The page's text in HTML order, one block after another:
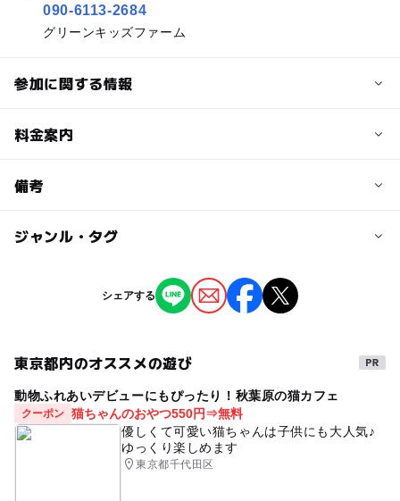
090-6113-2684
グリーンキッズファーム
参加に関する情報
予約/応募
ット申し込みを推奨
料金案内
料金について
備考
※掲載の情報は天候や主催者側の都合などにより変更にな
情報提供：イベントバンク
ジャンル・タグ
シェアする
東京都内のオススメの遊び
動物ふれあいデビューにもぴったり！秋葉原の猫カフェ
クーポン 猫ちゃんのおやつ550円⇒無料
優しくて可愛い猫ちゃんは子供にも大人気♪
ゆっくり楽しめます
東京都千代田区